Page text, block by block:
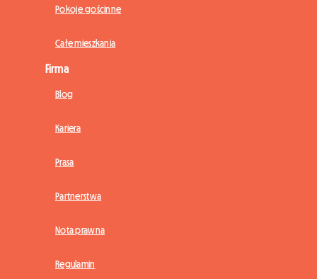
Pokoje gościnne
Całe mieszkania
Firma
Blog
Kariera
Prasa
Partnerstwa
Nota prawna
Regulamin